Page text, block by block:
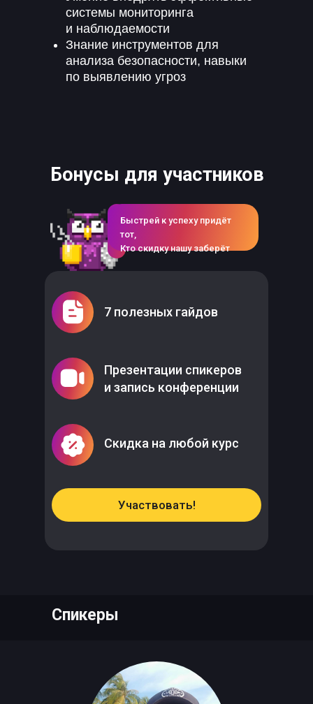
системы мониторинга
и наблюдаемости
Знание инструментов для
анализа безопасности, навыки
по выявлению угроз
Бонусы для участников
Участвовать!
Презентации спикеров
и запись конференции
Скидка на любой курс
7 полезных гайдов
Быстрей к успеху придёт
тот,
Кто скидку нашу заберёт
Спикеры